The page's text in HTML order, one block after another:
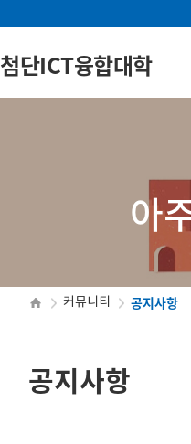
첨단ICT융합대학
아
커뮤니티 공지사항
공지사항